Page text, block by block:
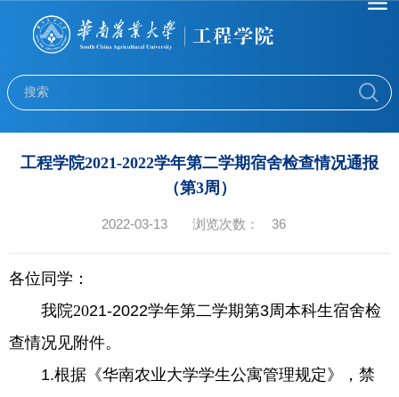
工程学院2021-2022学年第二学期宿舍检查情况通报
（第3周）
2022-03-13 浏览次数： 36
各位同学：
我院2021-2022学年第二学期第3周本科生宿舍检
查情况见附件。
1.根据《华南农业大学学生公寓管理规定》，禁